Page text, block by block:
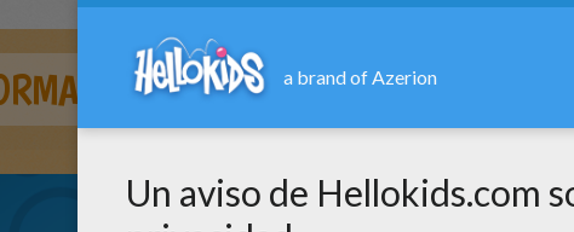
EN BLOOMIX